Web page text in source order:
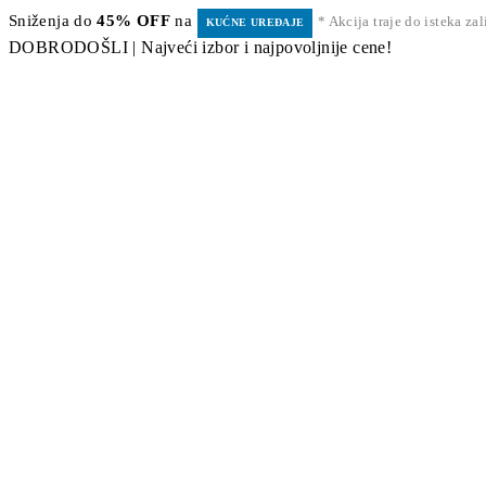
Sniženja do45% OFF na KUĆNE UREĐAJE * Akcija traje do isteka
DOBRODOŠLI | Najveći izbor i najpovoljnije cene!